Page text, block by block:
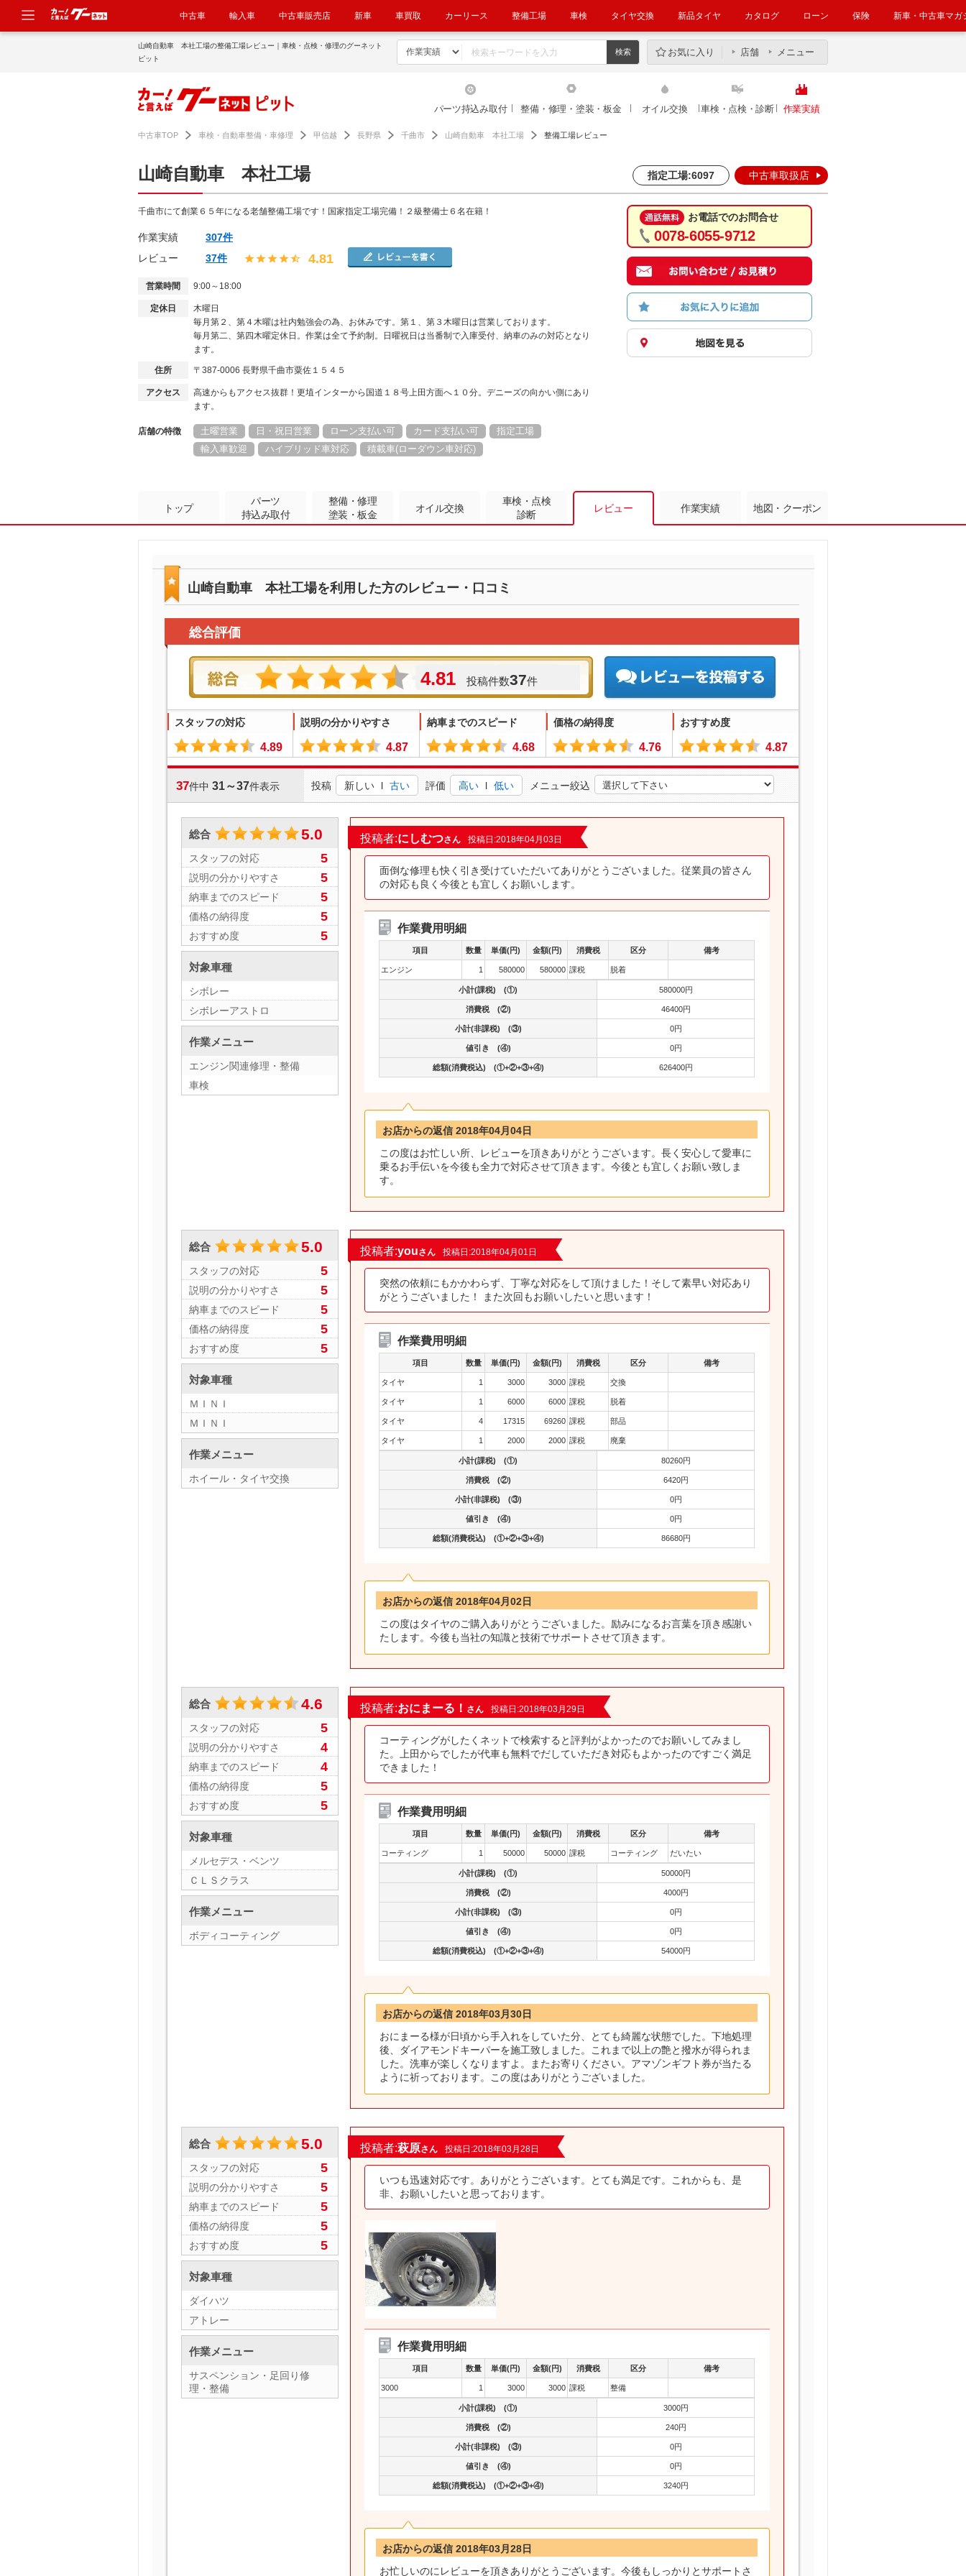
中古車 輸入車 中古車販売店 新車 車買取 カーリース 整備工場 車検 タイヤ交換 新品タイヤ カタログ ローン 保険 新車・中古車マガ
山崎自動車 本社工場の整備工場レビュー｜車検・点検・修理のグーネット
ピット
お気に入り 店舗 メニュー
パーツ持込み取付 整備・修理・塗装・板金 オイル交換 車検・点検・診断 作業実績
中古車TOP 車検・自動車整備・車修理 甲信越 長野県 千曲市 山崎自動車 本社工場 整備工場レビュー
山崎自動車 本社工場 指定工場:6097 中古車取扱店
千曲市にて創業６５年になる老舗整備工場です！国家指定工場完備！２級整備士６名在籍！
作業実績
307件
レビュー
37件 4.81
営業時間 9:00～18:00
定休日
木曜日
毎月第２、第４木曜は社内勉強会の為、お休みです。第１、第３木曜日は営業しております。
毎月第二、第四木曜定休日。作業は全て予約制。日曜祝日は当番制で入庫受付、納車のみの対応となり
ます。
住所 〒387-0006 長野県千曲市粟佐１５４５
アクセス
高速からもアクセス抜群！更埴インターから国道１８号上田方面へ１０分。デニーズの向かい側にあり
ます。
店舗の特徴 土曜営業 日・祝日営業 ローン支払い可 カード支払い可
指定工場
輸入車歓迎
ハイブリッド車対応 積載車(ローダウン車対応)
お電話でのお問合せ
0078-6055-9712
トップ
パーツ
持込み取付
整備・修理
塗装・板金
オイル交換
車検・点検
診断
レビュー 作業実績 地図・クーポン
山崎自動車 本社工場を利用した方のレビュー・口コミ
総合評価
4.81 投稿件数37件
スタッフの対応 説明の分かりやすさ 納車までのスピード 価格の納得度 おすすめ度
4.89 4.87 4.68 4.76 4.87
37件中 31～37件表示 投稿 新しい l 古い 評価 高い l 低い メニュー絞込
総合 5.0
スタッフの対応 5
説明の分かりやすさ 5
納車までのスピード 5
価格の納得度 5
おすすめ度 5
対象車種
シボレー
シボレーアストロ
作業メニュー
エンジン関連修理・整備
車検
投稿者:にしむつさん 投稿日:2018年04月03日
面倒な修理も快く引き受けていただいてありがとうございました。従業員の皆さん
の対応も良く今後とも宜しくお願いします。
作業費用明細
項目 数量 単価(円) 金額(円) 消費税 区分 備考
エンジン 1 580000 580000 課税 脱着
小計(課税) (①) 580000円
消費税 (②) 46400円
小計(非課税) (③) 0円
値引き (④) 0円
総額(消費税込) (①+②+③+④) 626400円
お店からの返信 2018年04月04日
この度はお忙しい所、レビューを頂きありがとうございます。長く安心して愛車に
乗るお手伝いを今後も全力で対応させて頂きます。今後とも宜しくお願い致しま
す。
総合 5.0
スタッフの対応 5
説明の分かりやすさ 5
納車までのスピード 5
価格の納得度 5
おすすめ度 5
対象車種
ＭＩＮＩ
ＭＩＮＩ
作業メニュー
ホイール・タイヤ交換
投稿者:youさん 投稿日:2018年04月01日
突然の依頼にもかかわらず、丁寧な対応をして頂けました！そして素早い対応あり
がとうございました！ また次回もお願いしたいと思います！
作業費用明細
項目 数量 単価(円) 金額(円) 消費税 区分 備考
タイヤ 1 3000 3000 課税 交換
タイヤ 1 6000 6000 課税 脱着
タイヤ 4 17315 69260 課税 部品
タイヤ 1 2000 2000 課税 廃棄
小計(課税) (①) 80260円
消費税 (②) 6420円
小計(非課税) (③) 0円
値引き (④) 0円
総額(消費税込) (①+②+③+④) 86680円
お店からの返信 2018年04月02日
この度はタイヤのご購入ありがとうございました。励みになるお言葉を頂き感謝い
たします。今後も当社の知識と技術でサポートさせて頂きます。
総合 4.6
スタッフの対応 5
説明の分かりやすさ 4
納車までのスピード 4
価格の納得度 5
おすすめ度 5
対象車種
メルセデス・ベンツ
ＣＬＳクラス
作業メニュー
ボディコーティング
投稿者:おにまーる！ さん 投稿日:2018年03月29日
コーティングがしたくネットで検索すると評判がよかったのでお願いしてみまし
た。上田からでしたが代車も無料でだしていただき対応もよかったのですごく満足
できました！
作業費用明細
項目 数量 単価(円) 金額(円) 消費税 区分 備考
コーティング 1 50000 50000 課税 コーティング だいたい
小計(課税) (①) 50000円
消費税 (②) 4000円
小計(非課税) (③) 0円
値引き (④) 0円
総額(消費税込) (①+②+③+④) 54000円
お店からの返信 2018年03月30日
おにまーる様が日頃から手入れをしていた分、とても綺麗な状態でした。下地処理
後、ダイアモンドキーパーを施工致しました。これまで以上の艶と撥水が得られま
した。洗車が楽しくなりますよ。またお寄りください。アマゾンギフト券が当たる
ように祈っております。この度はありがとうございました。
総合 5.0
スタッフの対応 5
説明の分かりやすさ 5
納車までのスピード 5
価格の納得度 5
おすすめ度 5
対象車種
ダイハツ
アトレー
作業メニュー
サスペンション・足回り修
理・整備
投稿者:萩原さん 投稿日:2018年03月28日
いつも迅速対応です。ありがとうございます。とても満足です。これからも、是
非、お願いしたいと思っております。
作業費用明細
項目 数量 単価(円) 金額(円) 消費税 区分 備考
3000 1 3000 3000 課税 整備
小計(課税) (①) 3000円
消費税 (②) 240円
小計(非課税) (③) 0円
値引き (④) 0円
総額(消費税込) (①+②+③+④) 3240円
お店からの返信 2018年03月28日
お忙しいのにレビューを頂きありがとうございます。今後もしっかりとサポートさ